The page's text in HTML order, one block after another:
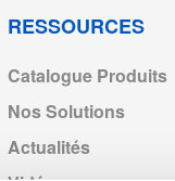
RESSOURCES
Catalogue Produits
Nos Solutions
Actualités